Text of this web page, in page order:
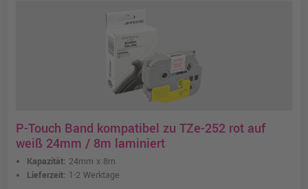
P-Touch Band kompatibel zu TZe-252 rot auf
weiß 24mm / 8m laminiert
Kapazität: 24mm x 8m
Lieferzeit: 1-2 Werktage